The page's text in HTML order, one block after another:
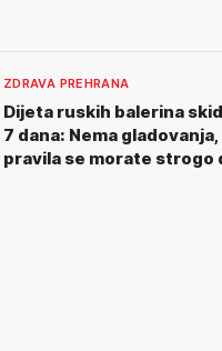
ZDRAVA PREHRANA
Dijeta ruskih balerina
7 dana: Nema
pravila se morate strogo